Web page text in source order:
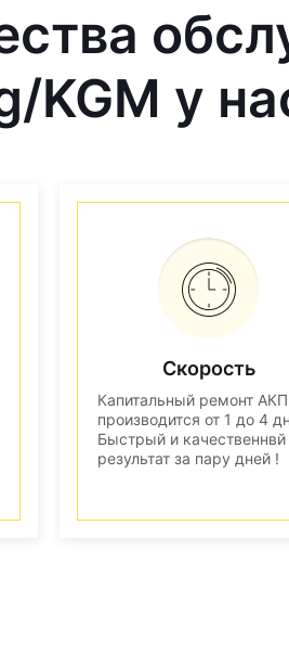
KGM у
Скорость
Капитальный ремонт
производится от 1 до 4
Быстрый и качественнвй
результат за пару дней !